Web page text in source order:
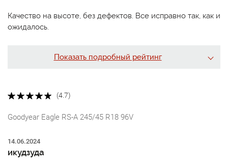
Качество на высоте, без дефектов. Все исправно так, как и
ожидалось.
Показать подробный рейтинг
(4.7)
Goodyear Eagle RS-A 245/45 R18 96V
14.06.2024
икудзуда